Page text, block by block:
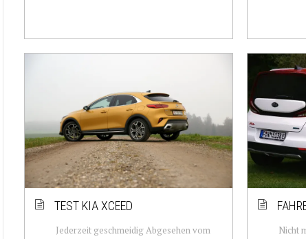
TEST KIA XCEED
Jederzeit geschmeidig Abgesehen vom
Nicht